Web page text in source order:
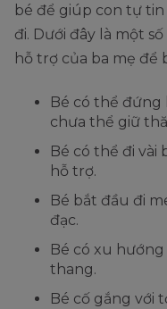
bé để giúp con tự
đi. Dưới đây là một
hỗ trợ của ba mẹ để
Bé có thể đứng
chưa thể giữ
Bé có thể đi vài
hỗ trợ.
Bé bắt đầu đi
đạc.
Bé có xu
thang.
Bé cố gắng với